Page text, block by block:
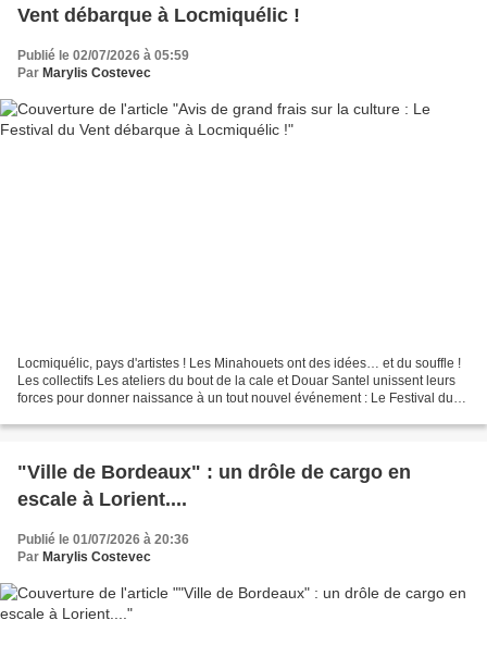
Vent débarque à Locmiquélic !
Publié le 02/07/2026 à 05:59
Par Marylis Costevec
Locmiquélic, pays d'artistes ! Les Minahouets ont des idées… et du souffle !
Les collectifs Les ateliers du bout de la cale et Douar Santel unissent leurs
forces pour donner naissance à un tout nouvel événement : Le Festival du
"Ville de Bordeaux" : un drôle de cargo en
escale à Lorient....
Publié le 01/07/2026 à 20:36
Par Marylis Costevec